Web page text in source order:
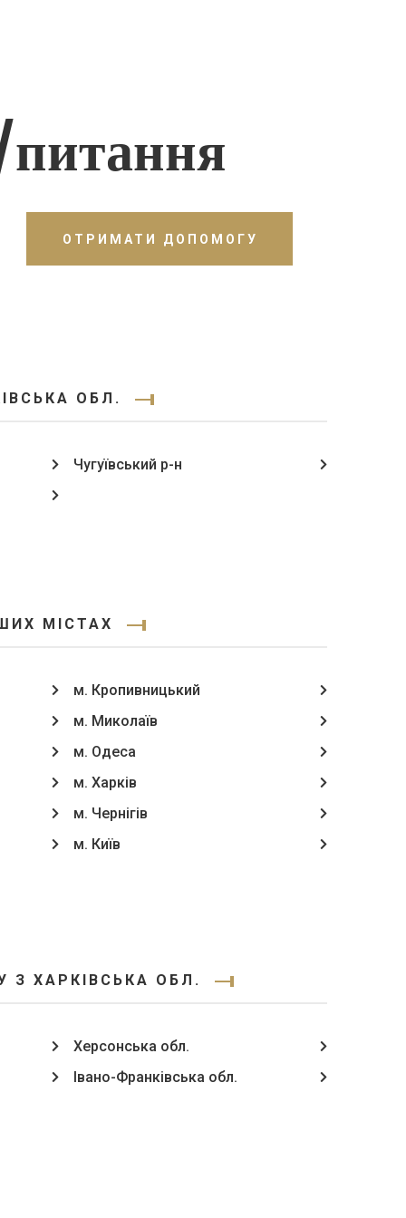
ОТРИМАТИ ДОПОМОГУ
ОБЛ.
Чугуївський р-н
МІСТАХ
м. Кропивницький
м. Миколаїв
м. Одеса
м. Харків
м. Чернігів
м. Київ
ХАРКІВСЬКА ОБЛ.
Херсонська обл.
Івано-Франківська обл.